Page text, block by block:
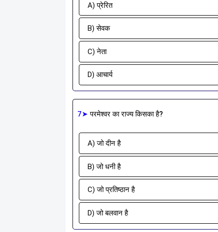
A) प्रेरित
B) सेवक
C) नेता
D) आचार्य
7➤परमेश्वर का राज्य किसका है?
A) जो दीन है
B) जो धनी है
C) जो प्रतिष्ठान है
D) जो बलवान है